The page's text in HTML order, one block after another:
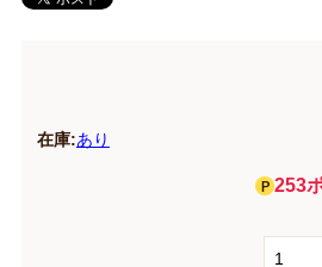
在庫:あり
253